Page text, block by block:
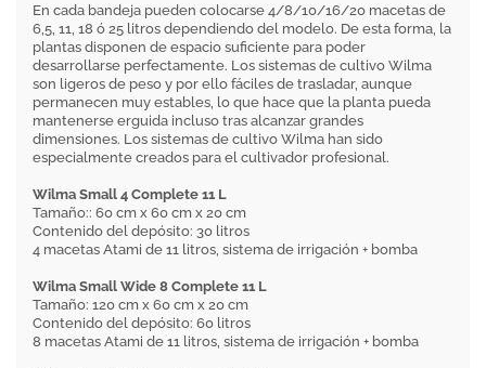
En cada bandeja pueden colocarse 4/8/10/16/20 macetas de
6,5, 11, 18 ó 25 litros dependiendo del modelo. De esta forma, la
plantas disponen de espacio suficiente para poder
desarrollarse perfectamente. Los sistemas de cultivo Wilma
son ligeros de peso y por ello fáciles de trasladar, aunque
permanecen muy estables, lo que hace que la planta pueda
mantenerse erguida incluso tras alcanzar grandes
dimensiones. Los sistemas de cultivo Wilma han sido
especialmente creados para el cultivador profesional.
Wilma Small 4 Complete 11 L
Tamaño:: 60 cm x 60 cm x 20 cm
Contenido del depósito: 30 litros
4 macetas Atami de 11 litros, sistema de irrigación + bomba
Wilma Small Wide 8 Complete 11 L
Tamaño: 120 cm x 60 cm x 20 cm
Contenido del depósito: 60 litros
8 macetas Atami de 11 litros, sistema de irrigación + bomba